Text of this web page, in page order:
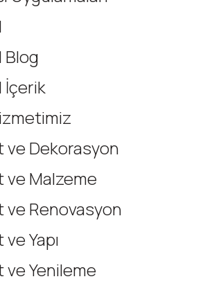
Blog
İçerik
ve Dekorasyon
ve Malzeme
ve Renovasyon
Yapı
ve Yenileme